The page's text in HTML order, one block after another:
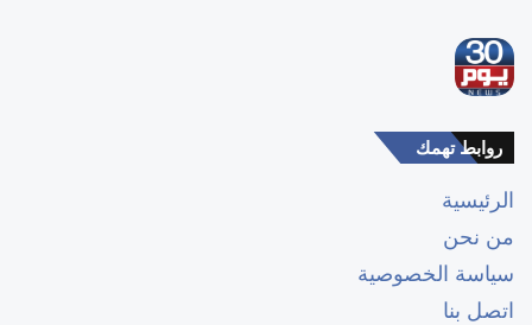
روابط تهمك
الرئيسية
من نحن
سياسة الخصوصية
اتصل بنا